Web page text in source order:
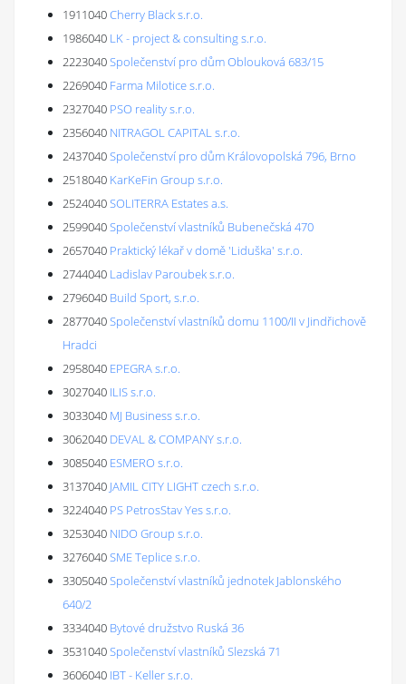
1911040Cherry Black s.r.o.
1986040 LK - project & consulting s.r.o.
2223040Společenství pro dům Oblouková 683/15
2269040 Farma Milotice s.r.o.
2327040 PSO reality s.r.o.
2356040 NITRAGOL CAPITAL s.r.o.
2437040Společenství pro dům Královopolská 796, Brno
2518040 KarKeFin Group s.r.o.
2524040SOLITERRA Estates a.s.
2599040Společenství vlastníků Bubenečská 470
2657040 Praktický lékař v domě 'Liduška' s.r.o.
2744040 Ladislav Paroubek s.r.o.
2796040 Build Sport, s.r.o.
2877040Společenství vlastníků domu 1100/II v Jindřichově
Hradci
2958040 EPEGRA s.r.o.
3027040 ILIS s.r.o.
3033040 MJ Business s.r.o.
3062040 DEVAL & COMPANY s.r.o.
3085040 ESMERO s.r.o.
3137040 JAMIL CITY LIGHT czech s.r.o.
3224040 PS PetrosStav Yes s.r.o.
3253040 NIDO Group s.r.o.
3276040SME Teplice s.r.o.
3305040Společenství vlastníků jednotek Jablonského
640/2
3334040 Bytové družstvo Ruská 36
3531040Společenství vlastníků Slezská 71
3606040 IBT - Keller s.r.o.